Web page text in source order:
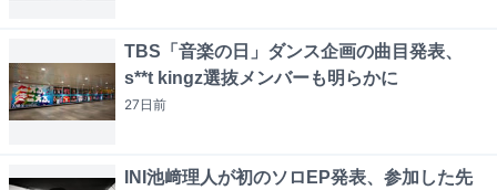
TBS「音楽の日」ダンス企画の曲目発表、
s**t kingz選抜メンバーも明らかに
27日前
INI池﨑理人が初のソロEP発表、参加した先